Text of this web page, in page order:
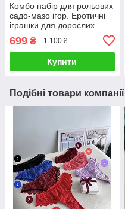
Комбо набір для рольових
садо-мазо ігор. Еротичні
іграшки для дорослих.
БДСМ атрибутика бренду
SLEELS
699 ₴ 1 100 ₴
Купити
Подібні товари компанії